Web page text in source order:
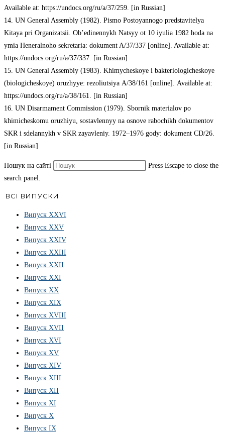
Available at: https://undocs.org/ru/a/37/259. [in Russian]
14. UN General Assembly (1982). Pismo Postoyannogo predstavitelya
Kitaya pri Organizatsii. Ob’edinennykh Natsyy ot 10 iyulia 1982 hoda na
ymia Heneralnoho sekretaria: dokument A/37/337 [online]. Available at:
https://undocs.org/ru/a/37/337. [in Russian]
15. UN General Assembly (1983). Khimycheskoye i bakteriologicheskoye
(biologicheskoye) oruzhyye: rezoliutsiya А/38/161 [online]. Available at:
https://undocs.org/ru/a/38/161. [in Russian]
16. UN Disarmament Commission (1979). Sbornik materialov po
khimicheskomu oruzhiyu, sostavlennyy na osnove rabochikh dokumentov
SKR i sdelannykh v SKR zayavleniy. 1972–1976 gody: dokument CD/26.
[in Russian]
Пошук на сайті
Press Escape to close the
search panel.
ВСІ ВИПУСКИ
Випуск ХХVІ
Випуск XXV
Випуск XXIV
Випуск XXIII
Випуск XXII
Випуск XXI
Випуск XX
Випуск XIX
Випуск XVIII
Випуск XVII
Випуск XVI
Випуск XV
Випуск XIV
Випуск XIII
Випуск XII
Випуск XI
Випуск X
Випуск IX